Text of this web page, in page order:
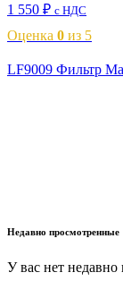
1 550 ₽ с НДС
Оценка 0 из 5
LF9009 Фильтр
Недавно просмотренные
У вас нет